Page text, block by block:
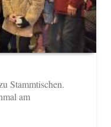
Stammtischen.
am